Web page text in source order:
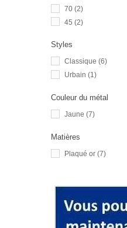
70 (2)
45 (2)
Styles
Classique (6)
Urbain (1)
Couleur du métal
Jaune (7)
Matières
Plaqué or (7)